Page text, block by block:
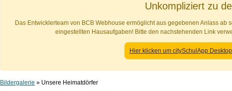
Unkompliziert zu
Das Entwicklerteam von BCB Webhouse ermöglicht aus gegebenen Anlass
eingestellten Hausaufgaben! Bitte den nachstehenden Link
Hier klicken um citySchulApp
Bildergalerie » Unsere Heimatdörfer